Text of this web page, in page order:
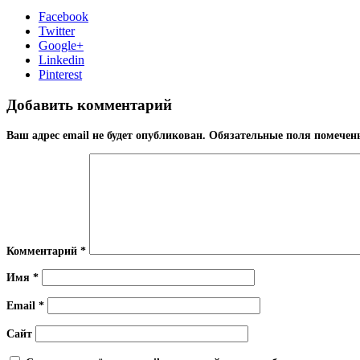
Facebook
Twitter
Google+
Linkedin
Pinterest
Добавить комментарий
Ваш адрес email не будет опубликован. Обязательные поля
Комментарий *
Имя *
Email *
Сайт